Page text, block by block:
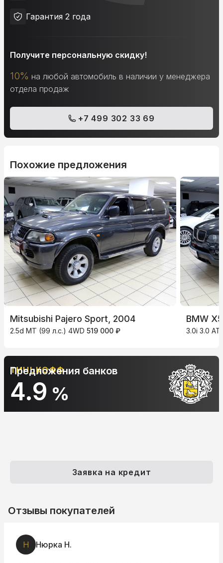
Гарантия 2 года
Получите персональную скидку!
10% на любой автомобиль в наличии у менеджера
отдела продаж
+7 499 302 33 69
Похожие предложения
Mitsubishi Pajero Sport, 2004
2.5d MT (99 л.с.) 4WD 519 000 ₽
BMW
3.0i 3.0 AT
ТИНЬКОФФ
4.9 %
Предложения банков
Заявка на кредит
Отзывы покупателей
Н Нюрка Н.